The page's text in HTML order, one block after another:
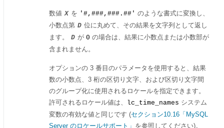
数値 X を '#,###,###.##' のような書式に変換し、
小数点第 D 位に丸めて、その結果を文字列として返し
ます。 D が 0 の場合は、結果に小数点または小数部が
含まれません。
オプションの 3 番目のパラメータを使用すると、結果
数の小数点、3 桁の区切り文字、および区切り文字間
のグループ化に使用されるロケールを指定できます。
許可されるロケール値は、 lc_time_names システム
変数の有効な値と同じです (セクション10.16「MySQL
Server のロケールサポート」 を参照してください)。